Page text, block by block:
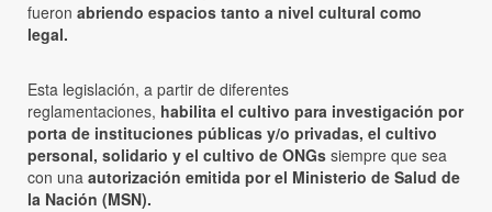
fueron abriendo espacios tanto a nivel cultural como
legal.
Esta legislación, a partir de diferentes
reglamentaciones, habilita el cultivo para investigación por
porta de instituciones públicas y/o privadas, el cultivo
personal, solidario y el cultivo de ONGs siempre que sea
con una autorización emitida por el Ministerio de Salud de
la Nación (MSN).